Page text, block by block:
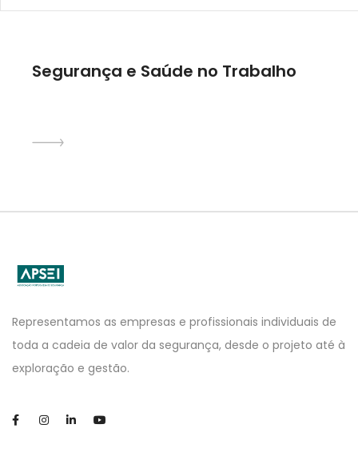
Segurança e Saúde no Trabalho
Representamos as empresas e profissionais individuais de
toda a cadeia de valor da segurança, desde o projeto até à
exploração e gestão.